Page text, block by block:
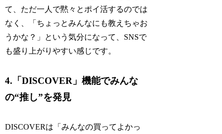
て、ただ一人で黙々とポイ活するのでは
なく、「ちょっとみんなにも教えちゃお
うかな？」という気分になって、SNSで
も盛り上がりやすい感じです。
4.「DISCOVER」機能でみんな
の“推し”を発見
DISCOVERは「みんなの買ってよかっ